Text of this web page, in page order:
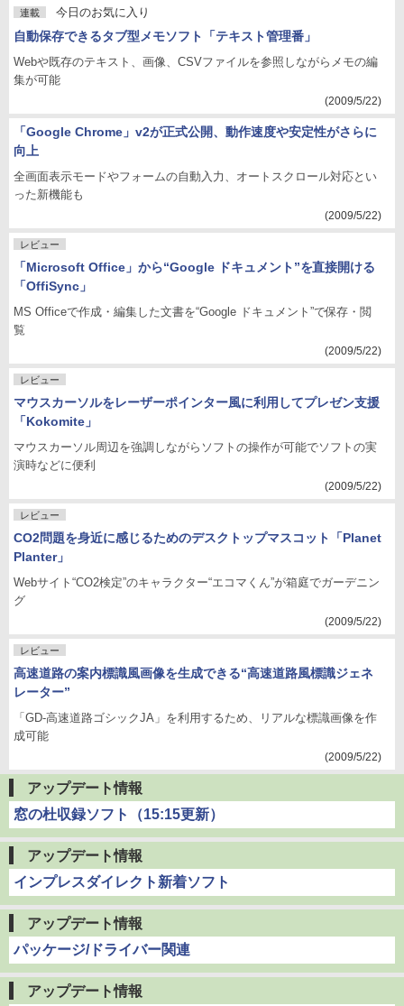
連載 今日のお気に入り
自動保存できるタブ型メモソフト「テキスト管理番」
Webや既存のテキスト、画像、CSVファイルを参照しながらメモの編
集が可能
(2009/5/22)
「Google Chrome」v2が正式公開、動作速度や安定性がさらに
向上
全画面表示モードやフォームの自動入力、オートスクロール対応とい
った新機能も
(2009/5/22)
レビュー
「Microsoft Office」から“Google ドキュメント”を直接開ける
「OffiSync」
MS Officeで作成・編集した文書を“Google ドキュメント”で保存・閲
覧
(2009/5/22)
レビュー
マウスカーソルをレーザーポインター風に利用してプレゼン支援
「Kokomite」
マウスカーソル周辺を強調しながらソフトの操作が可能でソフトの実
演時などに便利
(2009/5/22)
レビュー
CO2問題を身近に感じるためのデスクトップマスコット「Planet
Planter」
Webサイト“CO2検定”のキャラクター“エコマくん”が箱庭でガーデニン
グ
(2009/5/22)
レビュー
高速道路の案内標識風画像を生成できる“高速道路風標識ジェネ
レーター”
「GD-高速道路ゴシックJA」を利用するため、リアルな標識画像を作
成可能
(2009/5/22)
アップデート情報
窓の杜収録ソフト（15:15更新）
アップデート情報
インプレスダイレクト新着ソフト
アップデート情報
パッケージ/ドライバー関連
アップデート情報